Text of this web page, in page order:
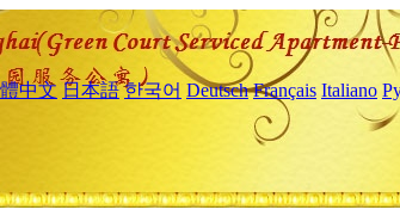
中文 日本語 한국어 Deutsch Français Italiano